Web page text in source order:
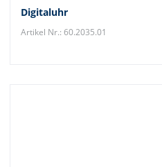
Digitaluhr
Artikel Nr.: 60.2035.01